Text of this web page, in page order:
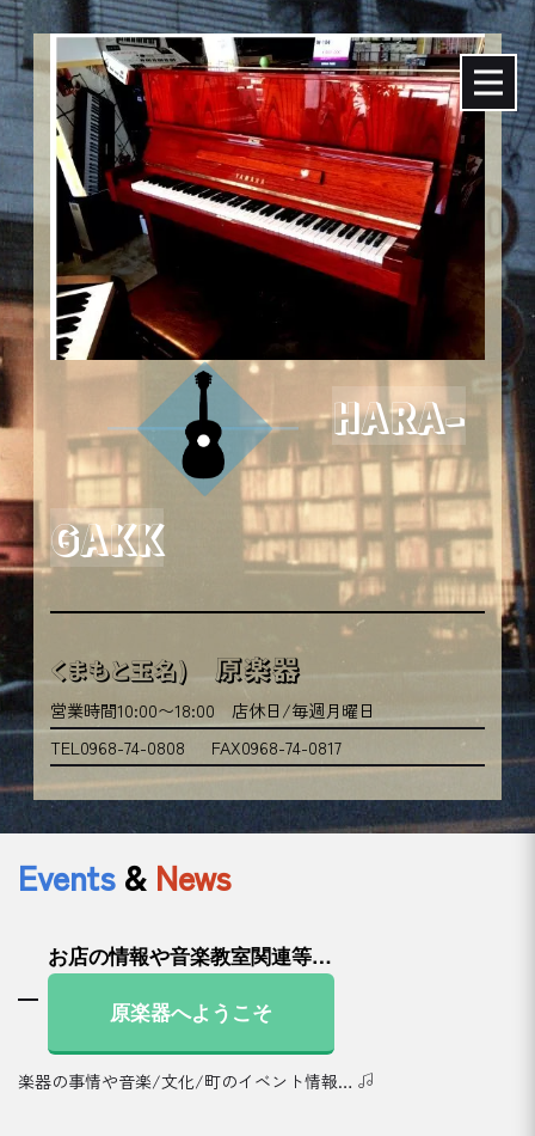
HARA-
GAKK
くまもと玉名) 原楽器
営業時間10:00〜18:00 店休日/毎週月曜日
TEL0968-74-0808
FAX0968-74-0817
Events& News
お店の情報や音楽教室関連等…
原楽器へようこそ
楽器の事情や音楽/文化/町のイベント情報…